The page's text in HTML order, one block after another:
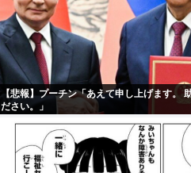
【悲報】プーチン「あえて申し上げます。
ださい。」